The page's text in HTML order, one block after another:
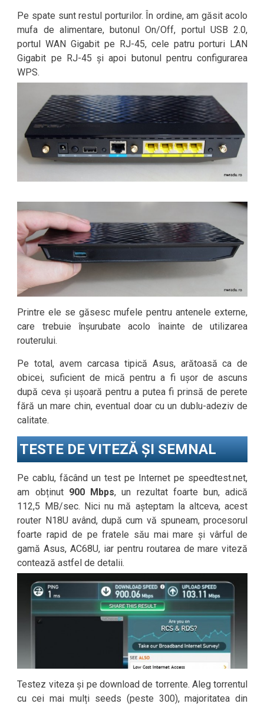
Pe spate sunt restul porturilor. În ordine, am găsit acolo
mufa de alimentare, butonul On/Off, portul USB 2.0,
portul WAN Gigabit pe RJ-45, cele patru porturi LAN
Gigabit pe RJ-45 și apoi butonul pentru configurarea
WPS.
Printre ele se găsesc mufele pentru antenele externe,
care trebuie înșurubate acolo înainte de utilizarea
routerului.
Pe total, avem carcasa tipică Asus, arătoasă ca de
obicei, suficient de mică pentru a fi ușor de ascuns
după ceva și ușoară pentru a putea fi prinsă de perete
fără un mare chin, eventual doar cu un dublu-adeziv de
calitate.
TESTE DE VITEZĂ ȘI SEMNAL
Pe cablu, făcând un test pe Internet pe speedtest.net,
am obținut 900 Mbps, un rezultat foarte bun, adică
112,5 MB/sec. Nici nu mă așteptam la altceva, acest
router N18U având, după cum vă spuneam, procesorul
foarte rapid de pe fratele său mai mare și vârful de
gamă Asus, AC68U, iar pentru routarea de mare viteză
contează astfel de detalii.
Testez viteza și pe download de torrente. Aleg torrentul
cu cei mai mulți seeds (peste 300), majoritatea din